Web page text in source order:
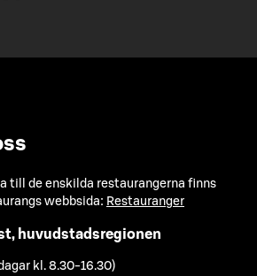
till de enskilda restaurangerna finns
webbsida: Restauranger
huvudstadsregionen
kl. 8.30-16.30)